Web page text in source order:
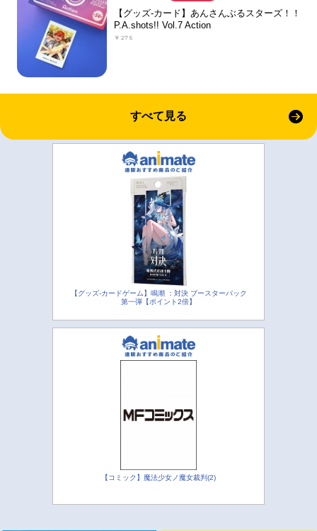
【グッズ-カード】あんさんぶるスターズ！！
P.A.shots!! Vol.7 Action
￥275
すべて見る
【グッズ-カードゲーム】鳴潮 ：対決 ブースターパック
第一弾【ポイント2倍】
【コミック】魔法少女ノ魔女裁判(2)